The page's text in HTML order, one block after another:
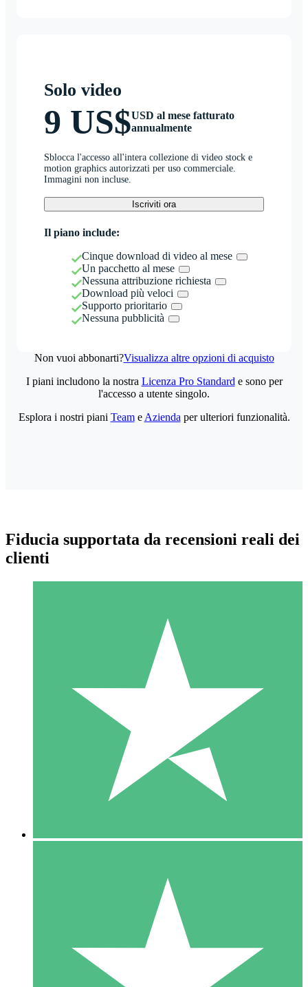
Solo video
9 US$USD al mese fatturato
annualmente
Sblocca l'accesso all'intera collezione di video stock e
motion graphics autorizzati per uso commerciale.
Immagini non incluse.
Iscriviti ora
Il piano include:
Cinque download di video al mese
Un pacchetto al mese
Nessuna attribuzione richiesta
Download più veloci
Supporto prioritario
Nessuna pubblicità
Non vuoi abbonarti?Visualizza altre opzioni di acquisto
Pacchetti di Crediti Individuali
Paga a consumo con crediti di download. Nessun impegno
1 Download
10
US$1500
10 Download
20
I piani includono la nostra Licenza Pro Standard e sono per
l'accesso a utente singolo.
Esplora i nostri piani Teame Azienda per ulteriori funzionalità.
Fiducia supportata da recensioni reali dei
clienti